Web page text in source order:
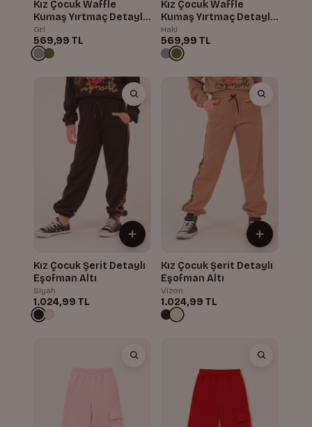
Kız Çocuk Waffle
Kumaş Yırtmaç Detaylı
Eşofman Altı
Gri
569,99 TL
Kız Çocuk Waffle
Kumaş Yırtmaç Detaylı
Eşofman Altı
Haki
569,99 TL
Kız Çocuk Şerit Detaylı
Eşofman Altı
Siyah
1.024,99 TL
Kız Çocuk Şerit Detaylı
Eşofman Altı
Vizon
1.024,99 TL